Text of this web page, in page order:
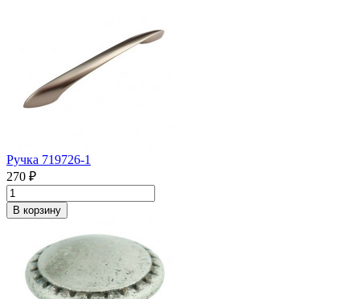
Ручка 719726-1
270 ₽
В корзину